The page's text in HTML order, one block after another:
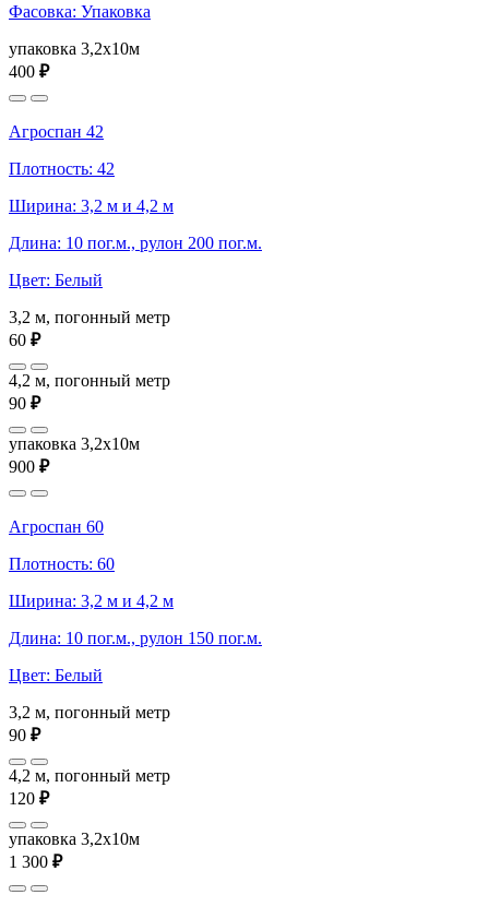
Фасовка: Упаковка
упаковка 3,2x10м
400 ₽
Агроспан 42
Плотность: 42
Ширина: 3,2 м и 4,2 м
Длина: 10 пог.м., рулон 200 пог.м.
Цвет: Белый
3,2 м, погонный метр
60 ₽
4,2 м, погонный метр
90 ₽
упаковка 3,2x10м
900 ₽
Агроспан 60
Плотность: 60
Ширина: 3,2 м и 4,2 м
Длина: 10 пог.м., рулон 150 пог.м.
Цвет: Белый
3,2 м, погонный метр
90 ₽
4,2 м, погонный метр
120 ₽
упаковка 3,2x10м
1 300 ₽